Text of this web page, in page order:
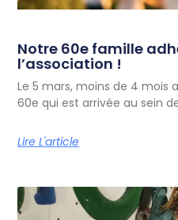
Notre 60e famille
l’association !
Le 5 mars, moins de 4 mois
60e qui est arrivée au sein
Lire L'article